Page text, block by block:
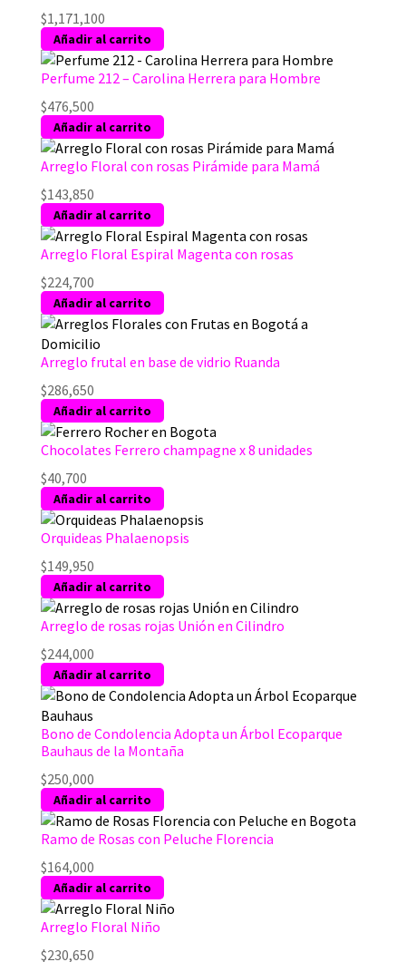
hasta
$219,700
opciones
se
en
la
producto
$1,171,100
Añadir al carrito
Perfume 212 – Carolina Herrera para Hombre
$476,500
Añadir al carrito
Arreglo Floral con rosas Pirámide para Mamá
$143,850
Añadir al carrito
Arreglo Floral Espiral Magenta con rosas
$224,700
Añadir al carrito
Arreglo frutal en base de vidrio Ruanda
$286,650
Añadir al carrito
Chocolates Ferrero champagne x 8 unidades
$40,700
Añadir al carrito
Orquideas Phalaenopsis
$149,950
Añadir al carrito
Arreglo de rosas rojas Unión en Cilindro
$244,000
Añadir al carrito
Bono de Condolencia Adopta un Árbol Ecoparque
Bauhaus de la Montaña
$250,000
Añadir al carrito
Ramo de Rosas con Peluche Florencia
$164,000
Añadir al carrito
Arreglo Floral Niño
$230,650